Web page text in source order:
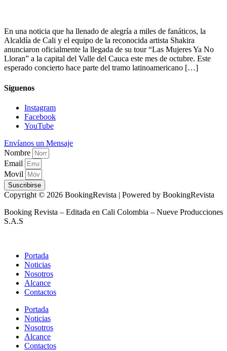
En una noticia que ha llenado de alegría a miles de fanáticos, la
Alcaldía de Cali y el equipo de la reconocida artista Shakira
anunciaron oficialmente la llegada de su tour “Las Mujeres Ya No
Lloran” a la capital del Valle del Cauca este mes de octubre. Este
esperado concierto hace parte del tramo latinoamericano […]
Síguenos
Instagram
Facebook
YouTube
Envíanos un Mensaje
Nombre
Email
Movil
Suscribirse
Copyright © 2026 BookingRevista | Powered by BookingRevista
Booking Revista – Editada en Cali Colombia – Nueve Producciones
S.A.S
Portada
Noticias
Nosotros
Alcance
Contactos
Portada
Noticias
Nosotros
Alcance
Contactos